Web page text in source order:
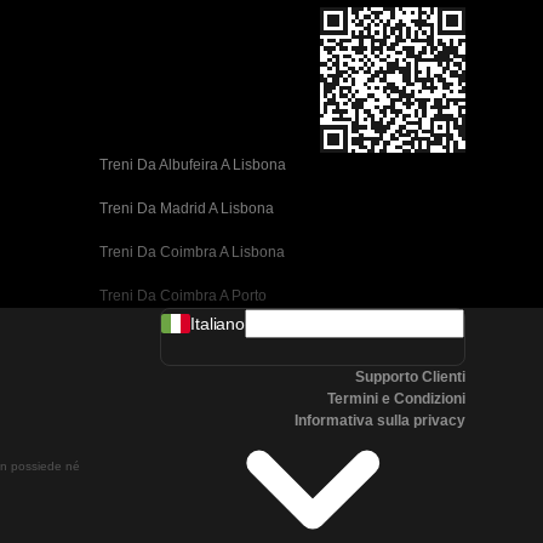
Treni Da Albufeira A Lisbona
Treni Da Madrid A Lisbona
Treni Da Coimbra A Lisbona
Treni Da Coimbra A Porto
Treni Da Valencia A Barcellona
Treni Da Malaga A Madrid
possiede né
Italiano
Supporto Clienti
Termini e Condizioni
Informativa sulla privacy